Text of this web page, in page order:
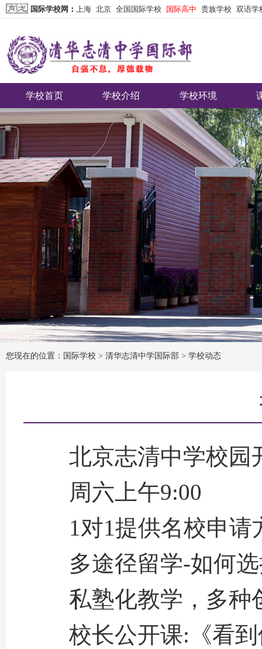
国际学校网 ： 上海 北京 全国国际学校 国际高中 贵族学校 双语学
学校首页 学校介绍 学校环境
您现在的位置：国际学校 > 清华志清中学国际部 > 学校动态
北京志清中学校园
周六上午9:00
1对1提供名校申请
多途径留学-如何选
私塾化教学，多种
校长公开课:《看到